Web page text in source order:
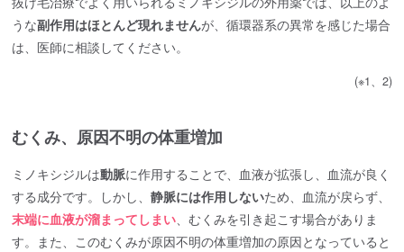
うな副作用はほとんど現れませんが、循環器系の異常を感じた場合
は、医師に相談してください。
(※1、2)
むくみ、原因不明の体重増加
ミノキシジルは動脈に作用することで、血液が拡張し、血流が良く
する成分です。しかし、静脈には作用しないため、血流が戻らず、
末端に血液が溜まってしまい、むくみを引き起こす場合がありま
す。また、このむくみが原因不明の体重増加の原因となっていると